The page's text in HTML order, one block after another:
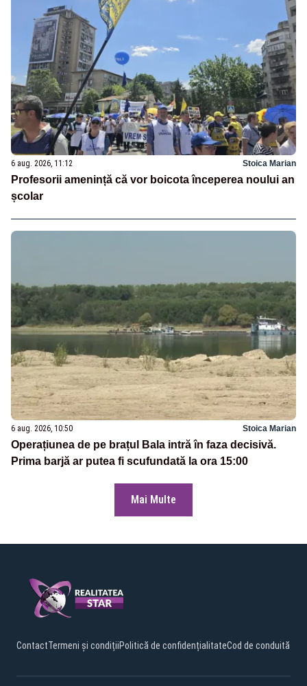
6 aug. 2026, 11:12 Stoica Marian
Profesorii amenință că vor boicota începerea noului an
școlar
6 aug. 2026, 10:50 Stoica Marian
Operațiunea de pe brațul Bala intră în faza decisivă.
Prima barjă ar putea fi scufundată la ora 15:00
Mai Multe
ContactTermeni și condițiiPolitică de confidențialitateCod de conduită